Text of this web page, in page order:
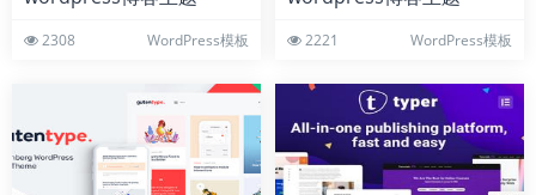
2308 WordPress模板 2221 WordPress模板